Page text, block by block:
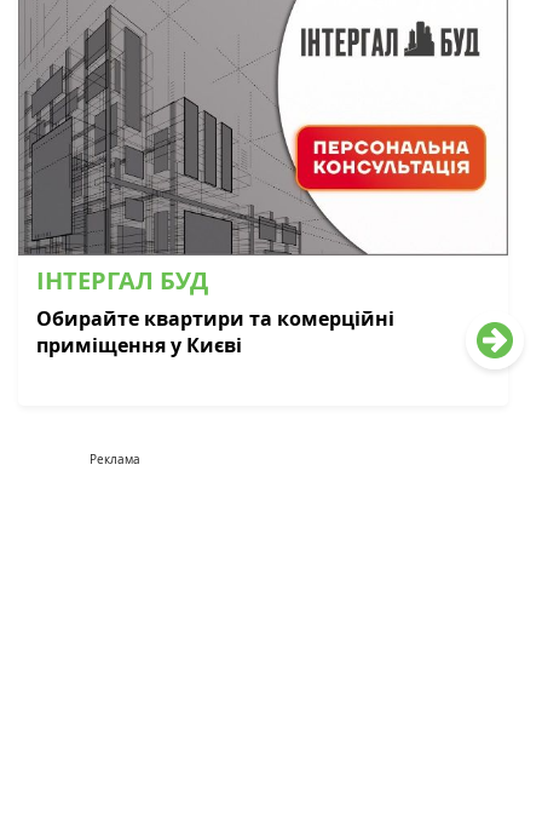
ІНТЕРГАЛ БУД
Обирайте квартири та комерційні
приміщення у Києві
Реклама